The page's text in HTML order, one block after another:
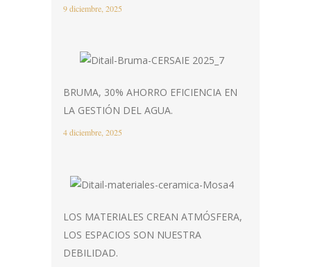
9 diciembre, 2025
BRUMA, 30% AHORRO EFICIENCIA EN
LA GESTIÓN DEL AGUA.
4 diciembre, 2025
LOS MATERIALES CREAN ATMÓSFERA,
LOS ESPACIOS SON NUESTRA
DEBILIDAD.